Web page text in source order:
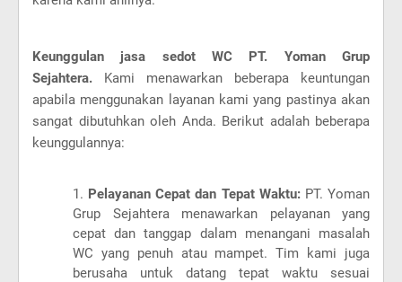
Keunggulan jasa sedot WC PT. Yoman Grup
Sejahtera. Kami menawarkan beberapa keuntungan
apabila menggunakan layanan kami yang pastinya akan
sangat dibutuhkan oleh Anda. Berikut adalah beberapa
keunggulannya:
Pelayanan Cepat dan Tepat Waktu:PT. Yoman
Grup Sejahtera menawarkan pelayanan yang
cepat dan tanggap dalam menangani masalah
WC yang penuh atau mampet. Tim kami juga
berusaha untuk datang tepat waktu sesuai